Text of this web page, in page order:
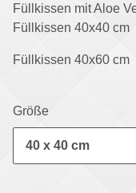
Füllkissen mit Aloe
Füllkissen 40x40 cm
Füllkissen 40x60 cm
Größe
40 x 40 cm